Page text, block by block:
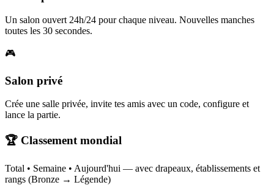
Un salon ouvert 24h/24 pour chaque niveau. Nouvelles manches
toutes les 30 secondes.
🎮
Salon privé
Crée une salle privée, invite tes amis avec un code, configure et
lance la partie.
🏆 Classement mondial
Total • Semaine • Aujourd'hui — avec drapeaux, établissements et
rangs (Bronze → Légende)